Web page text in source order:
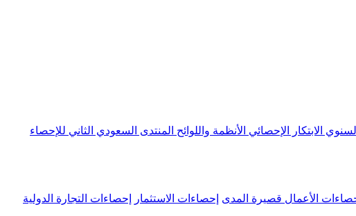
الابتكار الإحصائي الأنظمة واللوائح المنتدى السعودي الثاني للإحصاء
الأعمال قصيرة المدى إحصاءات الاستثمار إحصاءات التجارة الدولية